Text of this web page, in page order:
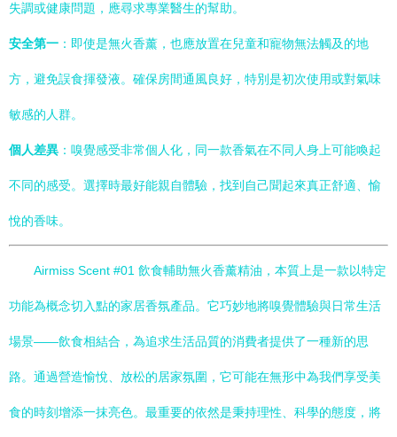
失調或健康問題，應尋求專業醫生的幫助。
安全第一 ：即使是無火香薰，也應放置在兒童和寵物無法觸及的地
方，避免誤食揮發液。確保房間通風良好，特別是初次使用或對氣味
敏感的人群。
個人差異 ：嗅覺感受非常個人化，同一款香氣在不同人身上可能喚起
不同的感受。選擇時最好能親自體驗，找到自己聞起來真正舒適、愉
悅的香味。
Airmiss Scent #01 飲食輔助無火香薰精油，本質上是一款以特定
功能為概念切入點的家居香氛產品。它巧妙地將嗅覺體驗與日常生活
場景——飲食相結合，為追求生活品質的消費者提供了一種新的思
路。通過營造愉悅、放松的居家氛圍，它可能在無形中為我們享受美
食的時刻增添一抹亮色。最重要的依然是秉持理性、科學的態度，將